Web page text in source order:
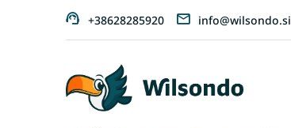
+38628285920 info@wilsondo.si